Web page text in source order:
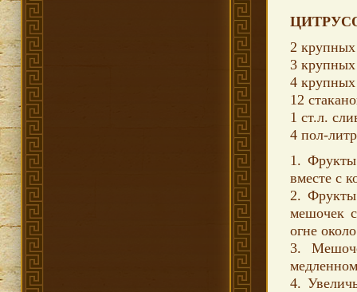
2 крупных
3 крупных
4
12
1 ст.л.
4 пол-
1.
вместе с
2.
мешочек
огне
3.
4.